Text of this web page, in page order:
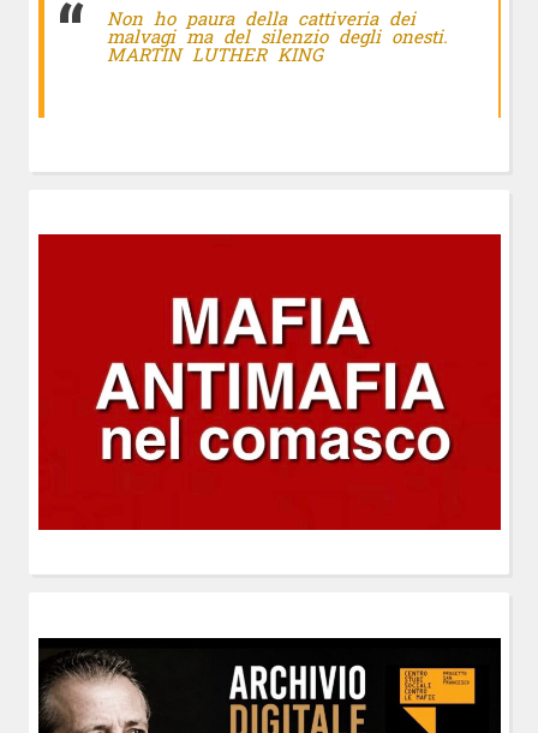
Non ho paura della cattiveria dei
malvagi ma del silenzio degli onesti.
MARTIN LUTHER KING